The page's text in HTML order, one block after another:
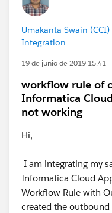
Umakanta Swain (CCI)
Integration
19 de junio de 2019 15:41
workflow rule of
Informatica
not working
Hi,
I am integrating my
Informatica Cloud
Workflow Rule with
created the outbound